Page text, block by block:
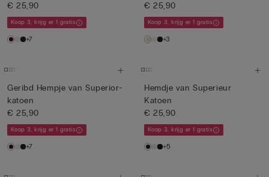
€ 25,90
Koop 3, krijg er 1 gratis
+7
€ 25,90
Koop 3, krijg er 1 gratis
+3
Geribd Hempje van Superior-
katoen
€ 25,90
Koop 3, krijg er 1 gratis
+7
Hemdje van Superieur
Katoen
€ 25,90
Koop 3, krijg er 1 gratis
+5